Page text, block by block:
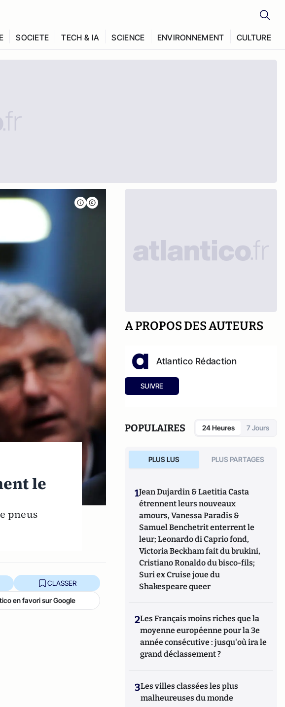
SOCIETE TECH & IA SCIENCE ENVIRONNEMENT CULTURE
le
pneus
CLASSER
en favori sur Google
A PROPOS DES AUTEURS
Atlantico Rédaction
SUIVRE
POPULAIRES 24 Heures 7 Jours
PLUS LUS PLUS PARTAGES
1Jean Dujardin & Laetitia Casta
étrennent leurs nouveaux
amours, Vanessa Paradis &
Samuel Benchetrit enterrent le
leur; Leonardo di Caprio fond,
Victoria Beckham fait du brukini,
Cristiano Ronaldo du bisco-fils;
Suri ex Cruise joue du
Shakespeare queer
2Les Français moins riches que la
moyenne européenne pour la 3e
année consécutive : jusqu'où ira le
grand déclassement ?
3Les villes classées les plus
malheureuses du monde